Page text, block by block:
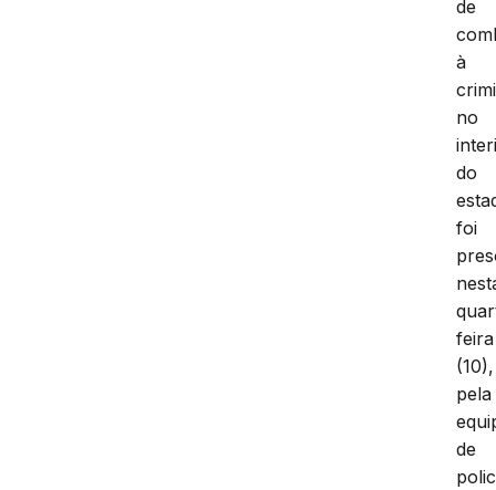
de
à
no
do
foi
feira
(10),
pela
de